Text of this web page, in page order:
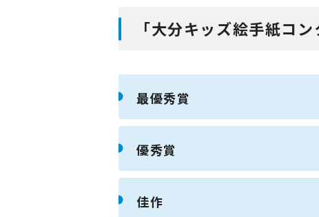
「大分キッズ絵手紙コ
最優秀賞
優秀賞
佳作